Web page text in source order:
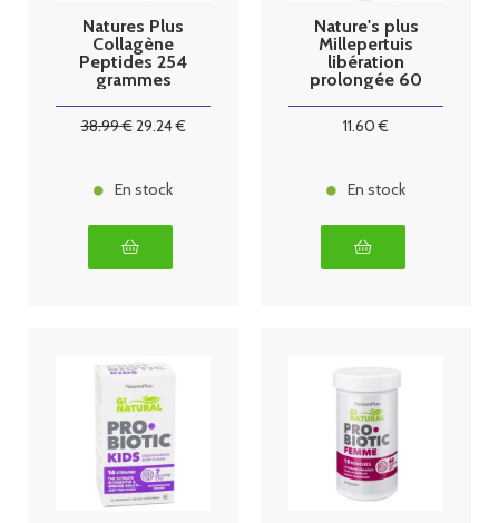
Natures Plus
Collagène
Peptides 254
grammes
38.99€29.24€
En stock
Nature's plus
Millepertuis
libération
prolongée 60
11.60 €
En stock